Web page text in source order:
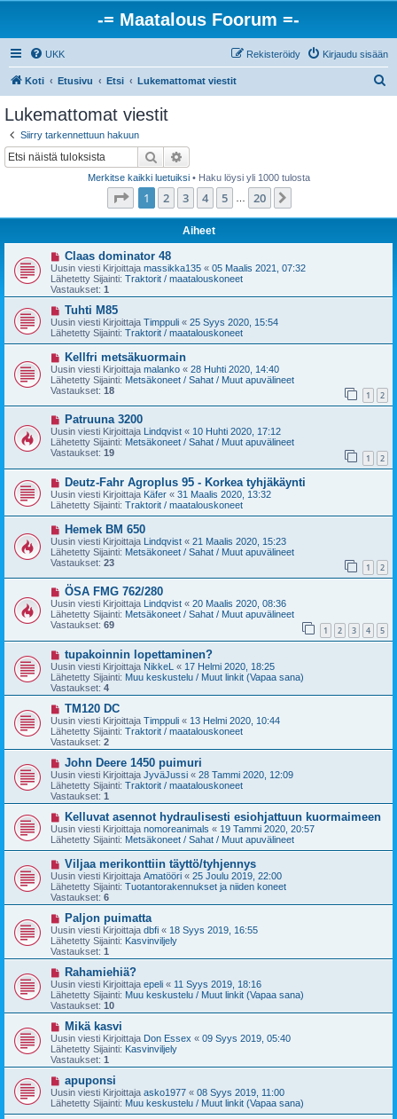
-= Maatalous Foorum =-
UKK Kirjaudu sisään
Rekisteröidy
Koti Etusivu Etsi Lukemattomat viestit
Lukemattomat viestit
Siirry tarkennettuun hakuun
Etsi
Merkitse kaikki luetuiksi• Haku löysi yli 1000 tulosta
Sivu /20
1 2 3 4 5 20
Aiheet
U
u
s
i
v
s
t
Claas dominator 48
Uusin viesti Kirjoittaja massikka135 « 05 Maalis 2021, 07:32
Lähetetty Sijainti: Traktorit / maatalouskoneet
Vastaukset: 1
U
u
s
i
v
e
s
t
i
Tuhti M85
Uusin viesti Kirjoittaja Timppuli « 25 Syys 2020, 15:54
Lähetetty Sijainti: Traktorit / maatalouskoneet
U
u
s
i
v
i
s
t
i
Kellfri metsäkuormain
Uusin viesti Kirjoittaja malanko « 28 Huhti 2020, 14:40
Lähetetty Sijainti: Metsäkoneet / Sahat / Muut apuvälineet
Vastaukset: 18 1 2
U
u
s
i
v
i
e
s
t
Patruuna 3200
Uusin viesti Kirjoittaja Lindqvist « 10 Huhti 2020, 17:12
Lähetetty Sijainti: Metsäkoneet / Sahat / Muut apuvälineet
Vastaukset: 19 1 2
U
u
s
i
v
e
s
t
i
Deutz-Fahr Agroplus 95 - Korkea tyhjäkäynti
Uusin viesti Kirjoittaja Käfer « 31 Maalis 2020, 13:32
Lähetetty Sijainti: Traktorit / maatalouskoneet
U
u
s
i
v
i
e
s
t
i
Hemek BM 650
Uusin viesti Kirjoittaja Lindqvist « 21 Maalis 2020, 15:23
Lähetetty Sijainti: Metsäkoneet / Sahat / Muut apuvälineet
Vastaukset: 23 1 2
U
u
s
i
i
e
s
t
i
ÖSA FMG 762/280
Uusin viesti Kirjoittaja Lindqvist « 20 Maalis 2020, 08:36
Lähetetty Sijainti: Metsäkoneet / Sahat / Muut apuvälineet
Vastaukset: 69 1 2 3 4 5
U
u
s
i
v
s
t
i
tupakoinnin lopettaminen?
Uusin viesti Kirjoittaja NikkeL « 17 Helmi 2020, 18:25
Lähetetty Sijainti: Muu keskustelu / Muut linkit (Vapaa sana)
Vastaukset: 4
U
u
s
i
v
e
s
t
i
TM120 DC
Uusin viesti Kirjoittaja Timppuli « 13 Helmi 2020, 10:44
Lähetetty Sijainti: Traktorit / maatalouskoneet
Vastaukset: 2
U
u
s
i
v
e
s
t
John Deere 1450 puimuri
Uusin viesti Kirjoittaja JyväJussi « 28 Tammi 2020, 12:09
Lähetetty Sijainti: Traktorit / maatalouskoneet
Vastaukset: 1
U
u
s
i
v
e
s
t
Kelluvat asennot hydraulisesti esiohjattuun kuormaimeen
Uusin viesti Kirjoittaja nomoreanimals « 19 Tammi 2020, 20:57
Lähetetty Sijainti: Metsäkoneet / Sahat / Muut apuvälineet
U
u
s
i
v
e
s
t
i
Viljaa merikonttiin täyttö/tyhjennys
Uusin viesti Kirjoittaja Amatööri « 25 Joulu 2019, 22:00
Lähetetty Sijainti: Tuotantorakennukset ja niiden koneet
Vastaukset: 6
U
u
s
i
v
e
s
t
i
Paljon puimatta
Uusin viesti Kirjoittaja dbfi « 18 Syys 2019, 16:55
Lähetetty Sijainti: Kasvinviljely
Vastaukset: 1
U
u
s
i
v
e
s
t
i
Rahamiehiä?
Uusin viesti Kirjoittaja epeli « 11 Syys 2019, 18:16
Lähetetty Sijainti: Muu keskustelu / Muut linkit (Vapaa sana)
Vastaukset: 10
U
u
s
i
v
e
s
t
Mikä kasvi
Uusin viesti Kirjoittaja Don Essex « 09 Syys 2019, 05:40
Lähetetty Sijainti: Kasvinviljely
Vastaukset: 1
U
u
s
i
apuponsi
Uusin viesti Kirjoittaja asko1977 « 08 Syys 2019, 11:00
Lähetetty Sijainti: Muu keskustelu / Muut linkit (Vapaa sana)